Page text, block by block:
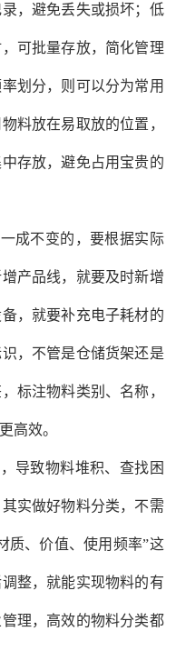
，避免丢失或损坏；低
可批量存放，简化管理
划分，则可以分为常用
料放在易取放的位置，
存放，避免占用宝贵的
成不变的，要根据实际
产品线，就要及时新增
，就要补充电子耗材的
，不管是仓储货架还是
标注物料类别、名称，
高效。
导致物料堆积、查找困
实做好物料分类，不需
质、价值、使用频率”这
整，就能实现物料的有
理，高效的物料分类都